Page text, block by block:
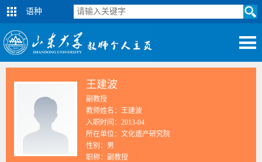
语种
王建波
副教授
教师姓名：王建波
入职时间：2013-04
所在单位：文化遗产研究院
性别：男
职称：副教授